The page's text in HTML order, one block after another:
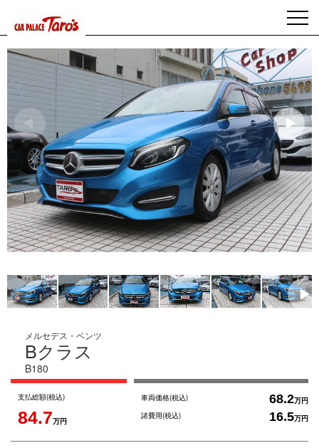
メルセデス・ベンツ
Bクラス
B180
支払総額(税込)
84.7万円
車両価格(税込) 68.2万円
諸費用(税込) 16.5万円